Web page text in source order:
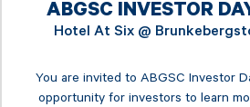
ABGSC INVESTOR
Hotel At Six @
You are invited to ABGSC Investor
opportunity for investors to learn